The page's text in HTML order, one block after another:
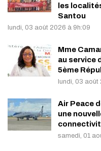
les
Santou
lundi, 03 août 2026 à 9h:09
Mme
au service
5ème
lundi, 03 août
Air Peace
une
samedi, 01